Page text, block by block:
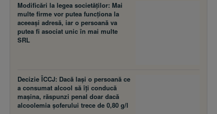
Modificări la legea societăţilor: Mai
multe firme vor putea funcţiona la
aceeaşi adresă, iar o persoană va
putea fi asociat unic în mai multe
SRL
Decizie ÎCCJ: Dacă laşi o persoană ce
a consumat alcool să îţi conducă
maşina, răspunzi penal doar dacă
alcoolemia şoferului trece de 0,80 g/l